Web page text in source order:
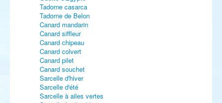
Tadorne casarca
Tadorne de Belon
Canard mandarin
Canard siffleur
Canard chipeau
Canard colvert
Canard pilet
Canard souchet
Sarcelle d'hiver
Sarcelle d'été
Sarcelle à ailes vertes